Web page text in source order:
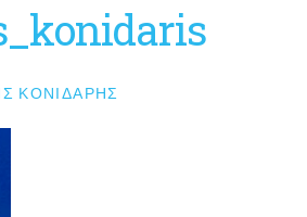
ΚΟΝΙΔΆΡΗΣ